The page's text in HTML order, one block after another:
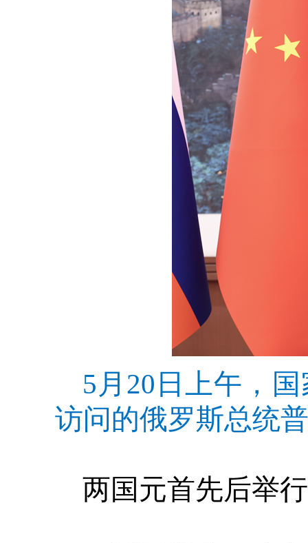
5月20日上午，
访问的俄罗斯总统
两国元首先后举